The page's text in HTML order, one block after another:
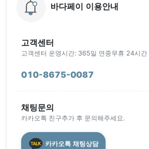
바다페이 이용안내
고객센터
고객센터 운영시간: 365일 연중무휴 24시
010-8675-0087
채팅문의
카카오톡 친구추가 후 문의해주세요.
카카오톡 채팅상담